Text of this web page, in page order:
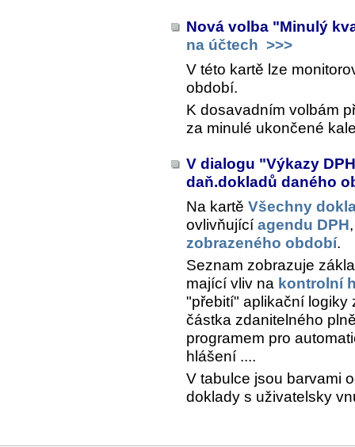
Nová volba "Minulý
na účtech >>>
V této kartě lze
období.
K dosavadním volbám
za minulé ukončené
V dialogu "Výkazy
daň.dokladů daného
Na kartě Všechny
ovlivňující agendu DPH
zobrazeného období.
Seznam zobrazuje
mající vliv na kontrolní
"přebití" aplikační logiky
částka zdanitelného
programem pro
hlášení ....
V tabulce jsou barvami
doklady s uživatelsky